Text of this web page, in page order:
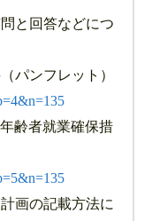
と回答などにつ
パンフレット）
齢者就業確保措
画の記載方法に